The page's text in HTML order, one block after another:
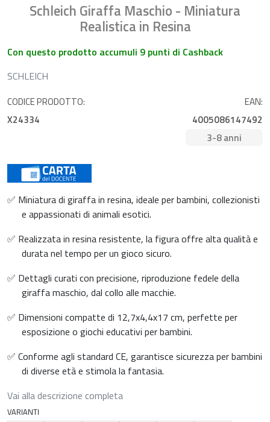
Schleich Giraffa Maschio - Miniatura
Realistica in Resina
Con questo prodotto accumuli 9 punti di Cashback
SCHLEICH
CODICE PRODOTTO:
X24334
EAN:
4005086147492
3-8 anni
✅ Miniatura di giraffa in resina, ideale per bambini, collezionisti
e appassionati di animali esotici.
✅ Realizzata in resina resistente, la figura offre alta qualità e
durata nel tempo per un gioco sicuro.
✅ Dettagli curati con precisione, riproduzione fedele della
giraffa maschio, dal collo alle macchie.
✅ Dimensioni compatte di 12,7x4,4x17 cm, perfette per
esposizione o giochi educativi per bambini.
✅ Conforme agli standard CE, garantisce sicurezza per bambini
di diverse età e stimola la fantasia.
Vai alla descrizione completa
VARIANTI